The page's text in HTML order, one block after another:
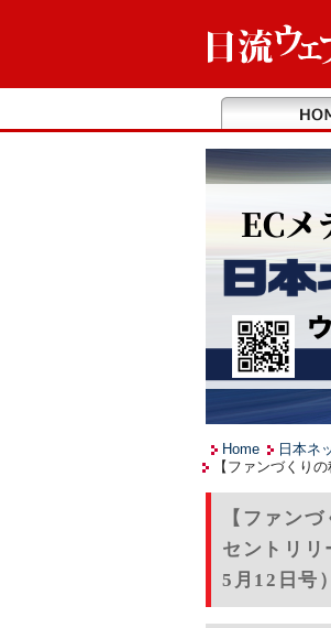
Home 日本ネ
【ファンづくり
【ファン
セントリ
5月12日号）